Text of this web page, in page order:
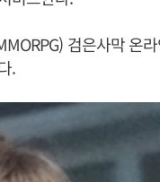
검은사막 온
.